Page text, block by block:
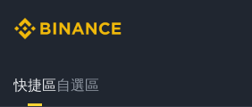
快捷區自選區